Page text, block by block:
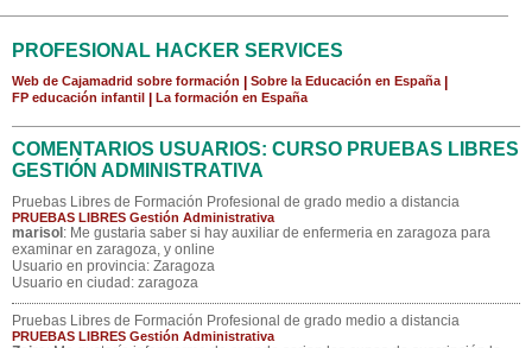
PROFESIONAL HACKER SERVICES
Web de Cajamadrid sobre formación Sobre la Educación en España
FP educación infantil La formación en España
COMENTARIOS USUARIOS: CURSO PRUEBAS LIBRES
GESTIÓN ADMINISTRATIVA
Pruebas Libres de Formación Profesional de grado medio a distancia
PRUEBAS LIBRES Gestión Administrativa
marisol : Me gustaria saber si hay auxiliar de enfermeria en zaragoza para
examinar en zaragoza, y online
Usuario en provincia: Zaragoza
Usuario en ciudad: zaragoza
Pruebas Libres de Formación Profesional de grado medio a distancia
PRUEBAS LIBRES Gestión Administrativa